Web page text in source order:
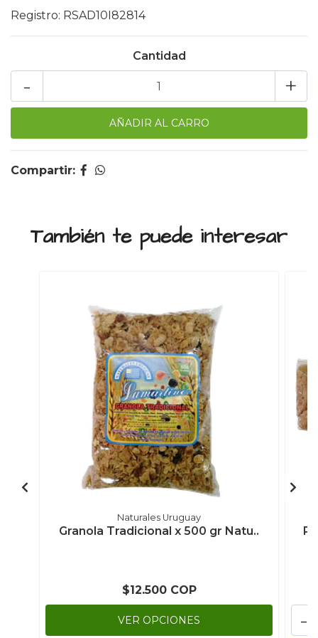
Registro: RSAD10I82814
Cantidad
+
-
Compartir:
También te puede interesar
Naturales Uruguay
Granola Tradicional x 500 gr Natu..
$12.500 COP
VER OPCIONES -